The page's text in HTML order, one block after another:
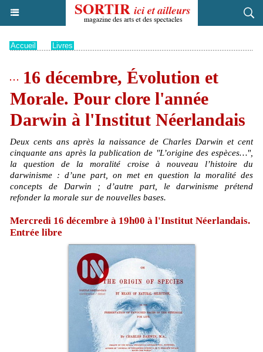
Accueil Livres
16 décembre, Évolution et
Morale. Pour clore l'année
Darwin à l'Institut Néerlandais
Deux cents ans après la naissance de Charles Darwin et cent
cinquante ans après la publication de "L’origine des espèces…",
la question de la moralité croise à nouveau l’histoire du
darwinisme : d’une part, on met en question la moralité des
concepts de Darwin ; d’autre part, le darwinisme prétend
refonder la morale sur de nouvelles bases.
Mercredi 16 décembre à 19h00 à l'Institut Néerlandais.
Entrée libre